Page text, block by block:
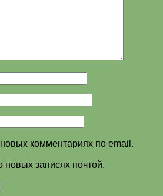
комментариях по email.
записях почтой.